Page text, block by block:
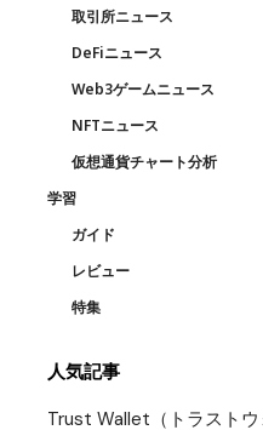
取引所ニュース
DeFiニュース
Web3ゲームニュース
NFTニュース
仮想通貨チャート分析
学習
ガイド
レビュー
特集
人気記事
Trust Wallet（トラスト